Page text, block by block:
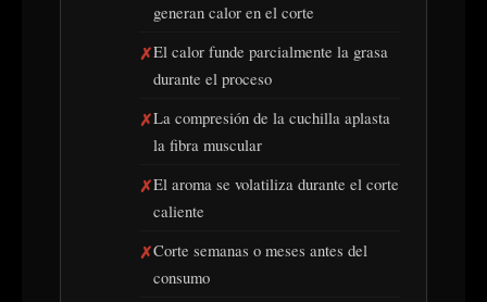
generan calor en el corte
El calor funde parcialmente la grasa
durante el proceso
La compresión de la cuchilla aplasta
la fibra muscular
El aroma se volatiliza durante el corte
caliente
Corte semanas o meses antes del
consumo